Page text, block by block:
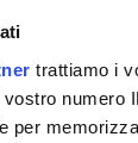
trattiamo i
numero
per